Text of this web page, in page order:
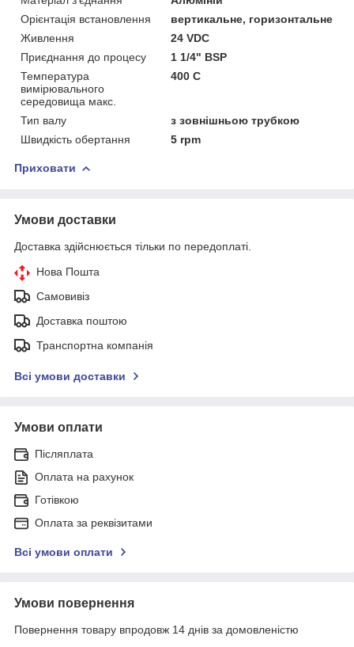
Орієнтація встановлення
вертикальне, горизонтальне
Живлення
24 VDC
Приєднання до процесу
1 1/4" BSP
Температура
вимірювального
середовища макс.
400 С
Тип валу
з зовнішньою трубкою
Швидкість обертання
5 rpm
Приховати
Умови доставки
Доставка здійснюється тільки по передоплаті.
Нова Пошта
Самовивіз
Доставка поштою
Транспортна компанія
Всі умови доставки
Умови оплати
Післяплата
Оплата на рахунок
Готівкою
Оплата за реквізитами
Всі умови оплати
Умови повернення
Повернення товару впродовж 14 днів за домовленістю